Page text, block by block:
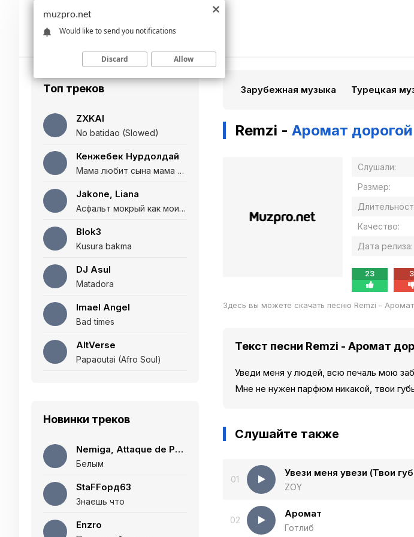
Топ треков
ZXKAI
No batidao (Slowed)
Кенжебек Нурдолдай
Мама любит сына мама любит дочь (Полная версия)
Jakone, Liana
Асфальт мокрый как мои глаза и я нарезаю
Blok3
Kusura bakma
DJ Asul
Matadora
Imael Angel
Bad times
AltVerse
Papaoutai (Afro Soul)
Новинки треков
Nemiga, Attaque de Panique
Белым
StaFFорд63
Знаешь что
Enzro
Зарубежная музыка Турецкая
Remzi - Аромат дорогой
Слушали:
Размер:
Качество:
Дата релиза:
23 3
Здесь вы можете скачать песню Remzi -
Текст песни Remzi - Аромат
Уведи меня у людей, всю печаль мою
Мне не нужен парфюм никакой, твои
Слушайте также
01
Увези меня увези (Твои
ZOY
02
Аромат
Готлиб
muzpro.net
Would like to send you notifications
Discard Allow